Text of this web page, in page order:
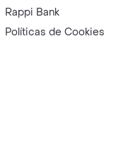
Rappi Bank
Políticas de Cookies